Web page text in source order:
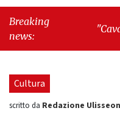
Breaking
news:
"Cava de’
Cultura
scritto da Redazione